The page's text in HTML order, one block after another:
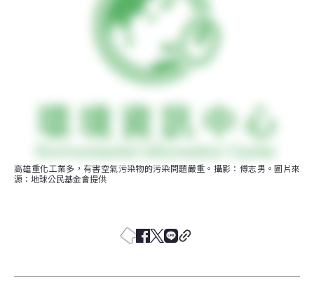
高雄重化工業多，有害空氣污染物的污染問題嚴重。攝影：傅志男。圖片來
源：地球公民基金會提供